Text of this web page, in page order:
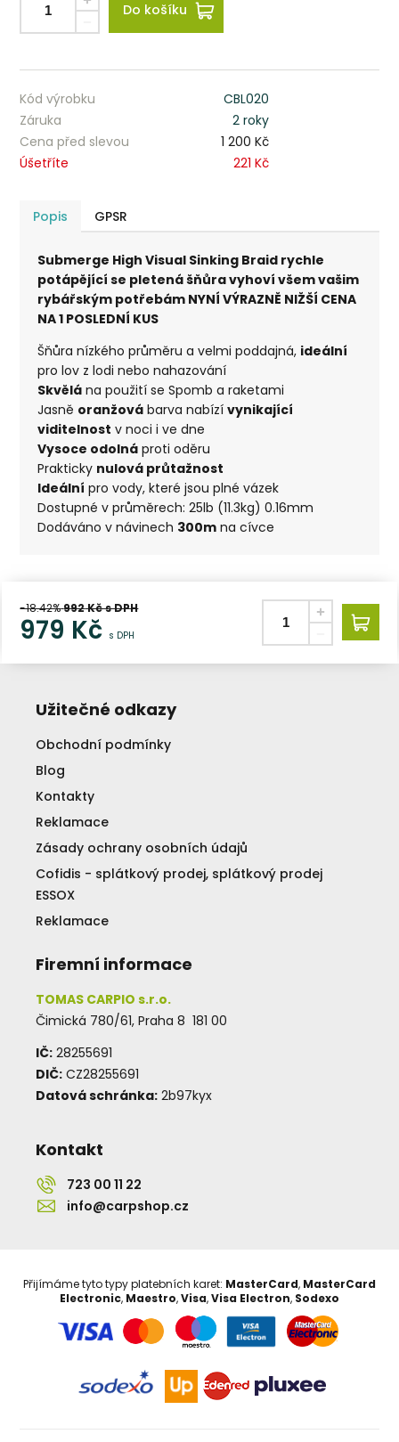
Do košíku
Kód výrobku
CBL020
Záruka
2 roky
Cena před slevou
1 200 Kč
Úšetříte
221 Kč
Popis GPSR
Submerge High Visual Sinking Braid rychle
potápějící se pletená šňůra vyhoví všem vašim
rybářským potřebám NYNÍ VÝRAZNĚ NIŽŠÍ CENA
NA 1 POSLEDNÍ KUS
Šňůra nízkého průměru a velmi poddajná, ideální
pro lov z lodi nebo nahazování
Skvělá na použití se Spomb a raketami
Jasně oranžová barva nabízívynikající
viditelnost v noci i ve dne
Vysoce odolná proti oděru
Prakticky nulová průtažnost
Ideální pro vody, které jsou plné vázek
Dostupné v průměrech: 25lb (11.3kg) 0.16mm
Dodáváno v návinech 300m na cívce
-18.42%992Kč s DPH
979 Kč s DPH
Užitečné odkazy
Obchodní podmínky
Blog
Kontakty
Reklamace
Zásady ochrany osobních údajů
Cofidis - splátkový prodej, splátkový prodej
ESSOX
Reklamace
Firemní informace
TOMAS CARPIO s.r.o.
Čimická 780/61, Praha 8 181 00
IČ: 28255691
DIČ: CZ28255691
Datová schránka: 2b97kyx
Kontakt
723 00 11 22
info@carpshop.cz
Přijímáme tyto typy platebních karet: MasterCard, MasterCard
Electronic, Maestro,Visa,Visa Electron, Sodexo